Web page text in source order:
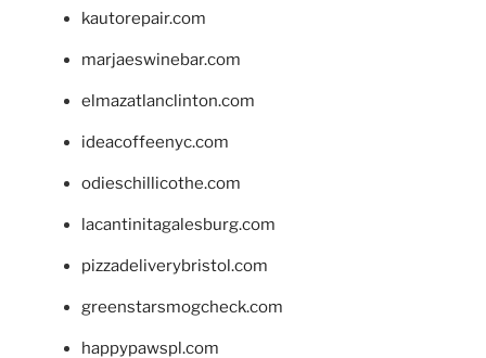
kautorepair.com
marjaeswinebar.com
elmazatlanclinton.com
ideacoffeenyc.com
odieschillicothe.com
lacantinitagalesburg.com
pizzadeliverybristol.com
greenstarsmogcheck.com
happypawspl.com